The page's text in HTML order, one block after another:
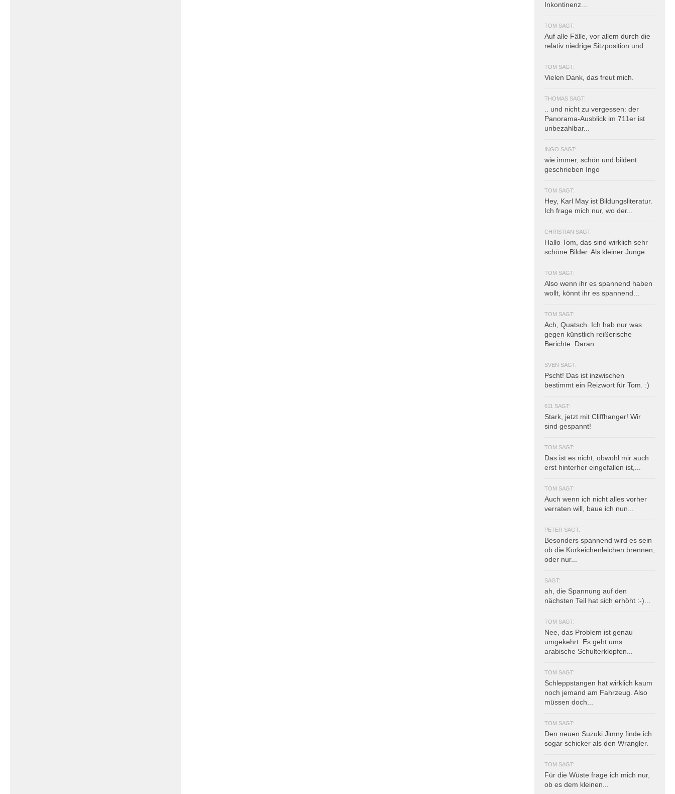
Inkontinenz...
TOM SAGT:
Auf alle Fälle, vor allem durch die
relativ niedrige Sitzposition und...
TOM SAGT:
Vielen Dank, das freut mich.
THOMAS SAGT:
.. und nicht zu vergessen: der
Panorama-Ausblick im 711er ist
unbezahlbar...
INGO SAGT:
wie immer, schön und bildent
geschrieben Ingo
TOM SAGT:
Hey, Karl May ist Bildungsliteratur.
Ich frage mich nur, wo der...
CHRISTIAN SAGT:
Hallo Tom, das sind wirklich sehr
schöne Bilder. Als kleiner Junge...
TOM SAGT:
Also wenn ihr es spannend haben
wollt, könnt ihr es spannend...
TOM SAGT:
Ach, Quatsch. Ich hab nur was
gegen künstlich reißerische
Berichte. Daran...
SVEN SAGT:
Pscht! Das ist inzwischen
bestimmt ein Reizwort für Tom. :)
611 SAGT:
Stark, jetzt mit Cliffhanger! Wir
sind gespannt!
TOM SAGT:
Das ist es nicht, obwohl mir auch
erst hinterher eingefallen ist,...
TOM SAGT:
Auch wenn ich nicht alles vorher
verraten will, baue ich nun...
PETER SAGT:
Besonders spannend wird es sein
ob die Korkeichenleichen brennen,
oder nur...
SAGT:
ah, die Spannung auf den
nächsten Teil hat sich erhöht :-)...
TOM SAGT:
Nee, das Problem ist genau
umgekehrt. Es geht ums
arabische Schulterklopfen...
TOM SAGT:
Schleppstangen hat wirklich kaum
noch jemand am Fahrzeug. Also
müssen doch...
TOM SAGT:
Den neuen Suzuki Jimny finde ich
sogar schicker als den Wrangler.
TOM SAGT:
Für die Wüste frage ich mich nur,
ob es dem kleinen...